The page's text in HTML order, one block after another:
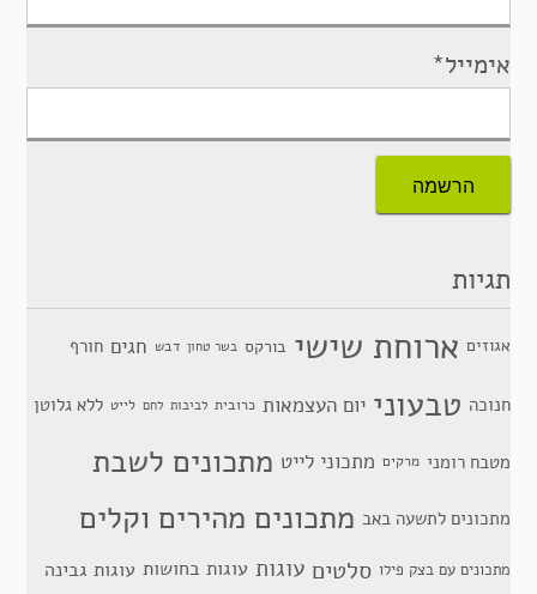
אימייל*
תגיות
אגוזים ארוחת שישי בורקס בשר טחון דבש חגים חורף
חנוכה טבעוני יום העצמאות כרובית לביבות לחם לייט ללא גלוטן
מטבח רומני מרקים מתכוני לייט מתכונים לשבת
מתכונים לתשעה באב מתכונים מהירים וקלים
מתכונים עם בצק פילו סלטים עוגות עוגות בחושות עוגות גבינה